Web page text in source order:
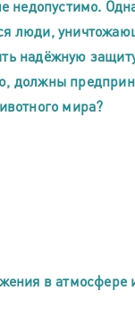
недопустимо.
люди,
надёжную
должны
мира?
в атмосфере